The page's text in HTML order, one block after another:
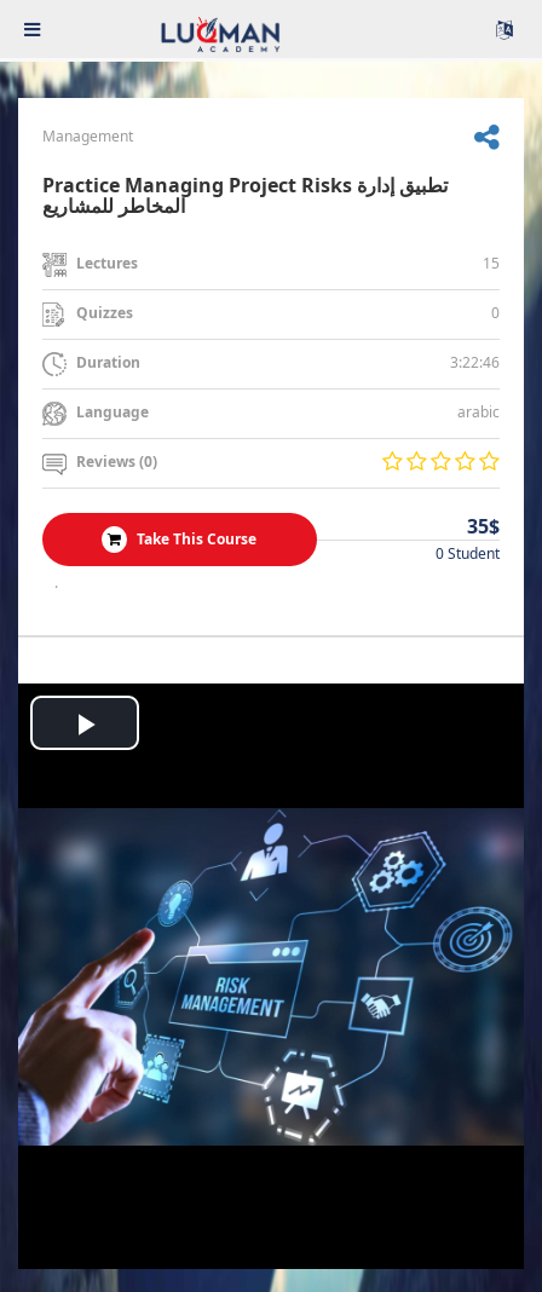
Management
Practice Managing Project Risks تطبيق إدارة
المخاطر للمشاريع
Lectures 15
Quizzes 0
Duration 3:22:46
Language arabic
Reviews (0)
Take This Course 35$
0 Student
.
Play
Video